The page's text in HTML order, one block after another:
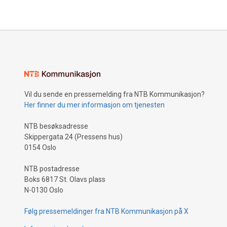
Vil du sende en pressemelding fra NTB Kommunikasjon?
Her finner du mer informasjon om tjenesten
NTB besøksadresse
Skippergata 24 (Pressens hus)
0154 Oslo
NTB postadresse
Boks 6817 St. Olavs plass
N-0130 Oslo
Følg pressemeldinger fra NTB Kommunikasjon på X